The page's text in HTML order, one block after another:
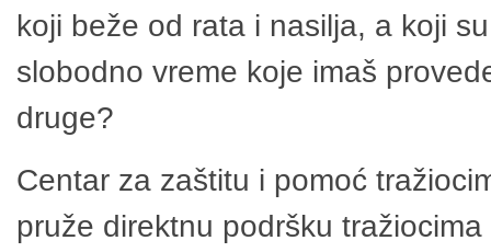
koji beže od rata i nasilja, a koji
slobodno vreme koje imaš
druge?
Centar za zaštitu i pomoć
pruže direktnu podršku